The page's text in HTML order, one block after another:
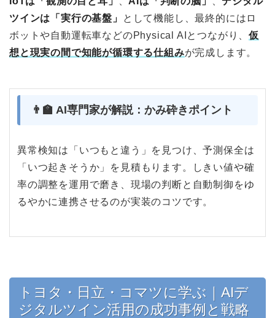
ツインは「実行の基盤」
として機能し、最終的にはロ
ボットや自動運転車などのPhysical AIとつながり、仮
想と現実の間で知能が循環する仕組みが完成します。
👨‍🏫 AI専門家が解説：かみ砕きポイント
異常検知は「いつもと違う」を見つけ、予測保全は
「いつ起きそうか」を見積もります。しきい値や確
率の調整を運用で磨き、現場の判断と自動制御をゆ
るやかに連携させるのが実装のコツです。
トヨタ・日立・コマツに学ぶ｜AIデ
ジタルツイン活用の成功事例と戦略